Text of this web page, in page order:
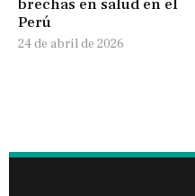
brechas en salud en el
Perú
24 de abril de 2026